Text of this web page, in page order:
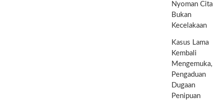
Nyoman Cita
Bukan
Kecelakaan
Kasus Lama
Kembali
Mengemuka,
Pengaduan
Dugaan
Penipuan